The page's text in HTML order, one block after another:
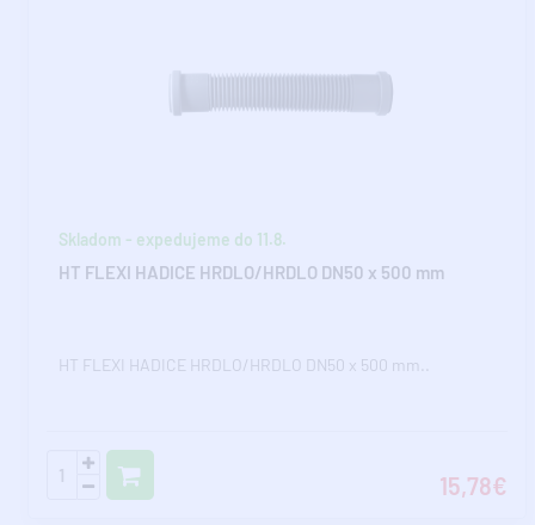
Skladom - expedujeme do 11.8.
HT FLEXI HADICE HRDLO/HRDLO DN50 x 500 mm
HT FLEXI HADICE HRDLO/HRDLO DN50 x 500 mm..
15,78€